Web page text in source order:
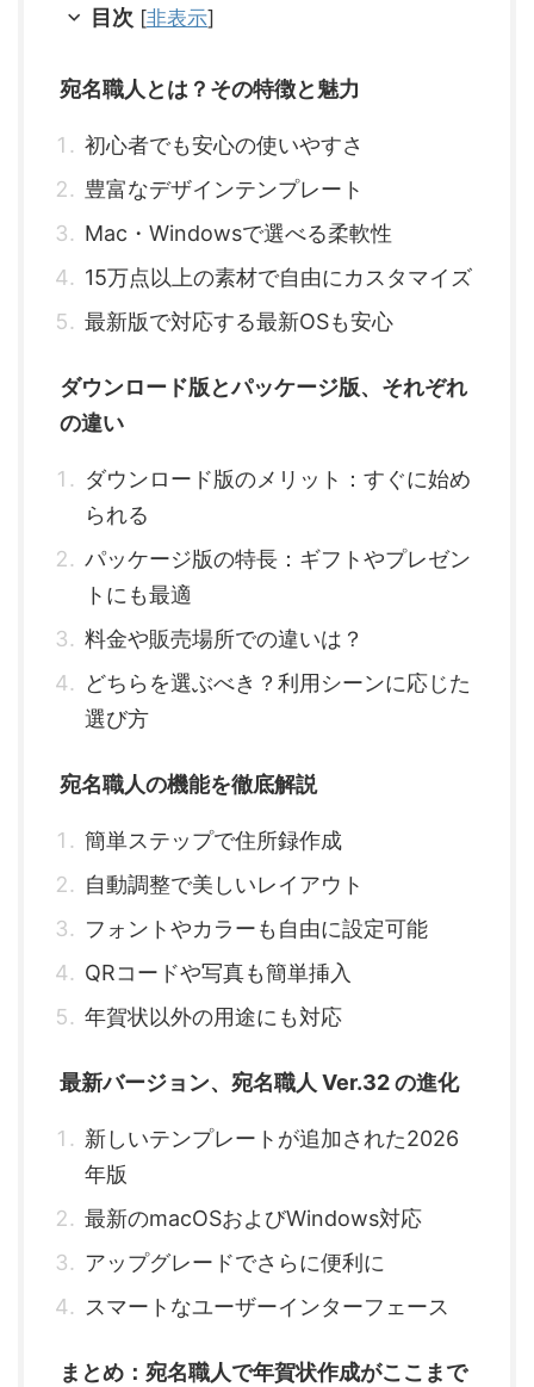
目次 [非表示]
宛名職人とは？その特徴と魅力
初心者でも安心の使いやすさ
豊富なデザインテンプレート
Mac・Windowsで選べる柔軟性
15万点以上の素材で自由にカスタマイズ
最新版で対応する最新OSも安心
ダウンロード版とパッケージ版、それぞれ
の違い
ダウンロード版のメリット：すぐに始め
られる
パッケージ版の特長：ギフトやプレゼン
トにも最適
料金や販売場所での違いは？
どちらを選ぶべき？利用シーンに応じた
選び方
宛名職人の機能を徹底解説
簡単ステップで住所録作成
自動調整で美しいレイアウト
フォントやカラーも自由に設定可能
QRコードや写真も簡単挿入
年賀状以外の用途にも対応
最新バージョン、宛名職人 Ver.32 の進化
新しいテンプレートが追加された2026
年版
最新のmacOSおよびWindows対応
アップグレードでさらに便利に
スマートなユーザーインターフェース
まとめ：宛名職人で年賀状作成がここまで